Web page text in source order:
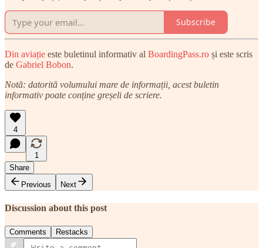
Subscribe
Din aviație este buletinul informativ al BoardingPass.ro și este scris
de Gabriel Bobon.
Notă: datorită volumului mare de informații, acest buletin
informativ poate conține greșeli de scriere.
4
1
Share
Previous
Next
Discussion about this post
Comments Restacks